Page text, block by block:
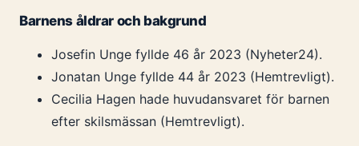
Barnens åldrar och bakgrund
Josefin Unge fyllde 46 år 2023 (Nyheter24).
Jonatan Unge fyllde 44 år 2023 (Hemtrevligt).
Cecilia Hagen hade huvudansvaret för barnen
efter skilsmässan (Hemtrevligt).